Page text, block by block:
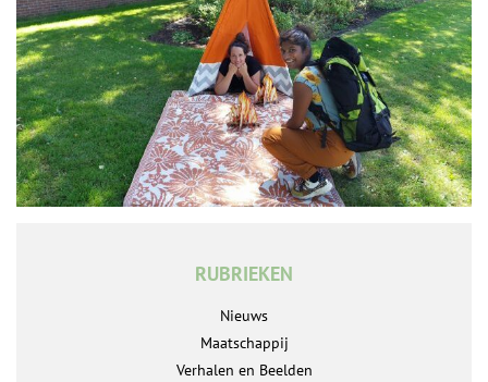
RUBRIEKEN
Nieuws
Maatschappij
Verhalen en Beelden